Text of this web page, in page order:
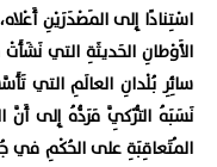
اسْتِنادًا إِلى المَصْدَرَيْنِ
الأَوْطانِ الحَديثَةِ التي
سائِرِ بُلْدانِ العالَمِ التي
نَسَبَهُ التُّرْكِيَّ مَرَدُّهُ إِلى أَنَّ
المُتَعاقِبَةِ على الحُكْمِ في